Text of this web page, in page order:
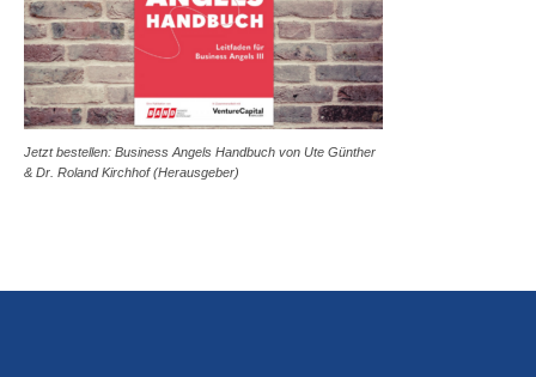
Jetzt bestellen: Business Angels Handbuch von Ute Günther
& Dr. Roland Kirchhof (Herausgeber)